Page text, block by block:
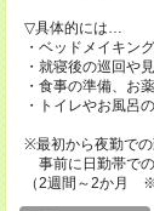
▽具体的には…
・ベッドメイキング
・就寝後の巡回や
・食事の準備、お
・トイレやお風呂
※最初から夜勤での
事前に日勤帯での
（2週間～2か月 ※